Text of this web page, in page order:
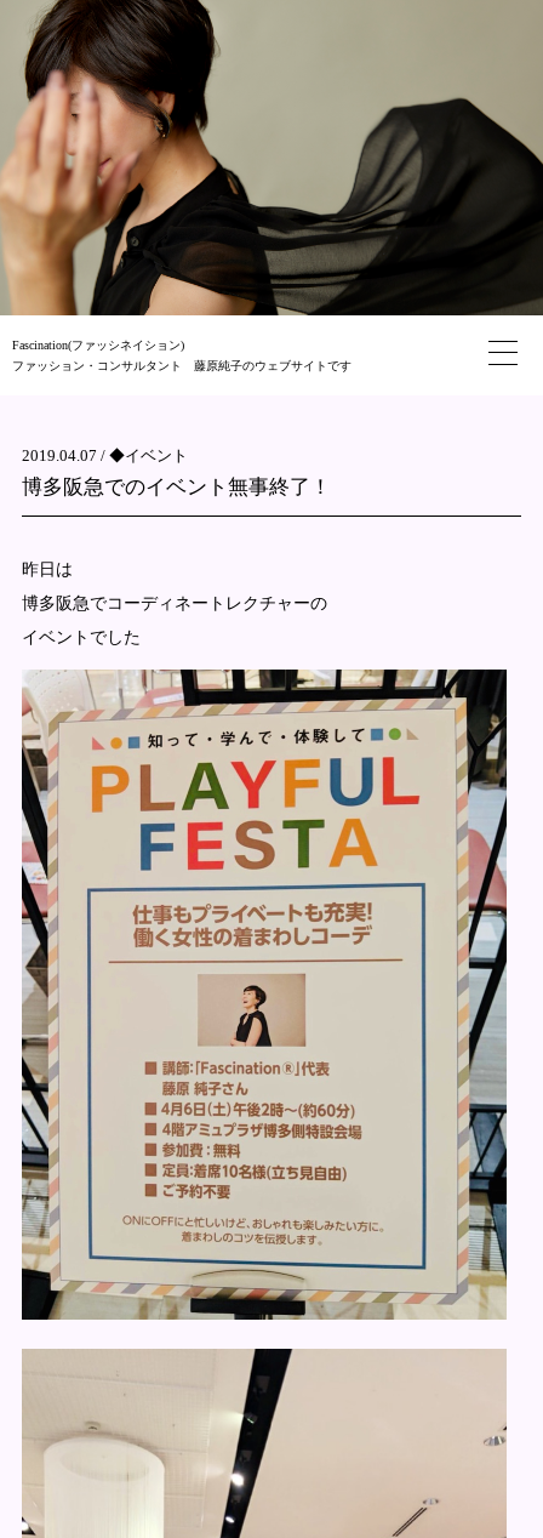
Fascination(ファッシネイション)
ファッション・コンサルタント 藤原純子のウェブサイトです
2019.04.07 / ◆イベント
博多阪急でのイベント無事終了！
昨日は
博多阪急でコーディネートレクチャーの
イベントでした